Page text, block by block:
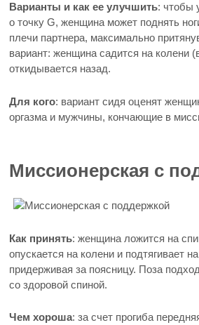
Варианты и как ее улучшить: чтобы
о точку G, женщина может поднять
плечи партнера, максимально
вариант: женщина садится на колени
откидывается назад.
Для кого: вариант сидя оценят
оргазма и мужчины, кончающие в
Миссионерская с
Как принять: женщина ложится на
опускается на колени и подтягивает
придерживая за поясницу. Поза
со здоровой спиной.
Чем хороша: за счет прогиба